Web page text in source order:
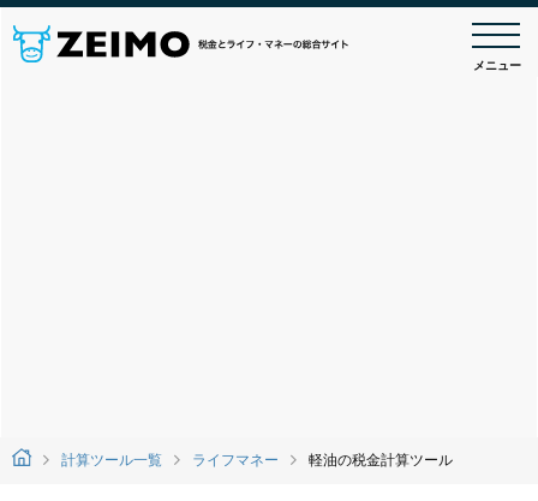
メニュー
計算ツール一覧 ライフマネー 軽油の税金計算ツール